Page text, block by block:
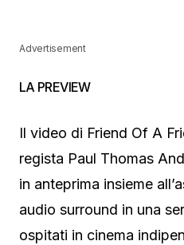
Advertisement
LA PREVIEW
Il video di Friend Of A
regista Paul Thomas
in anteprima insieme
audio surround in una
ospitati in cinema